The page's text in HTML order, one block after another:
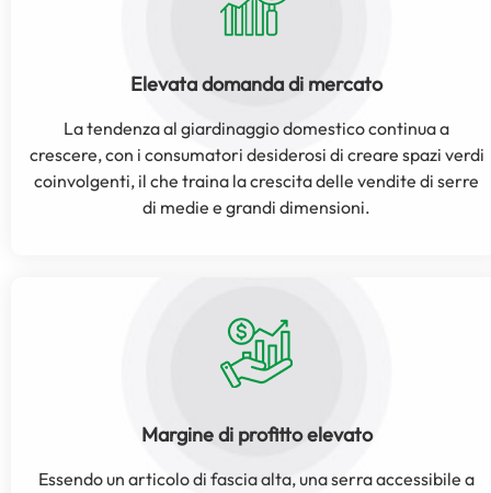
Elevata domanda di mercato
La tendenza al giardinaggio domestico continua a
crescere, con i consumatori desiderosi di creare spazi verdi
coinvolgenti, il che traina la crescita delle vendite di serre
di medie e grandi dimensioni.
Margine di profitto elevato
Essendo un articolo di fascia alta, una serra accessibile a